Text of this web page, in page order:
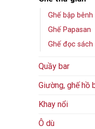
Ghế bập bênh
Ghế Papasan
Ghế đọc sách
Quầy bar
Giường, ghế hồ
Khay nổi
Ô dù